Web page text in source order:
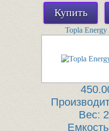
Купить
Topla
Вес: